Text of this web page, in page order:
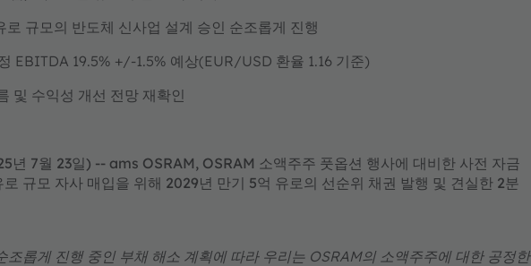
규모의 반도체 신사업 설계 승인 순조롭게 진행
EBITDA 19.5% +/-1.5% 예상(EUR/USD 환율 1.16 기준)
및 수익성 개선 전망 재확인
년 7월 23일) -- ams OSRAM, OSRAM 소액주주 풋옵션 행사에 대비한 사전 자금
규모 자사 매입을 위해 2029년 만기 5억 유로의 선순위 채권 발행 및 견실한 2분
롭게 진행 중인 부채 해소 계획에 따라 우리는 OSRAM의 소액주주에 대한 공정한